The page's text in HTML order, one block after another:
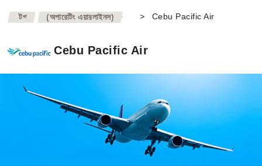
টপ >
(অপারেটিং এয়ারলাইনস) > Cebu Pacific Air
Cebu Pacific Air